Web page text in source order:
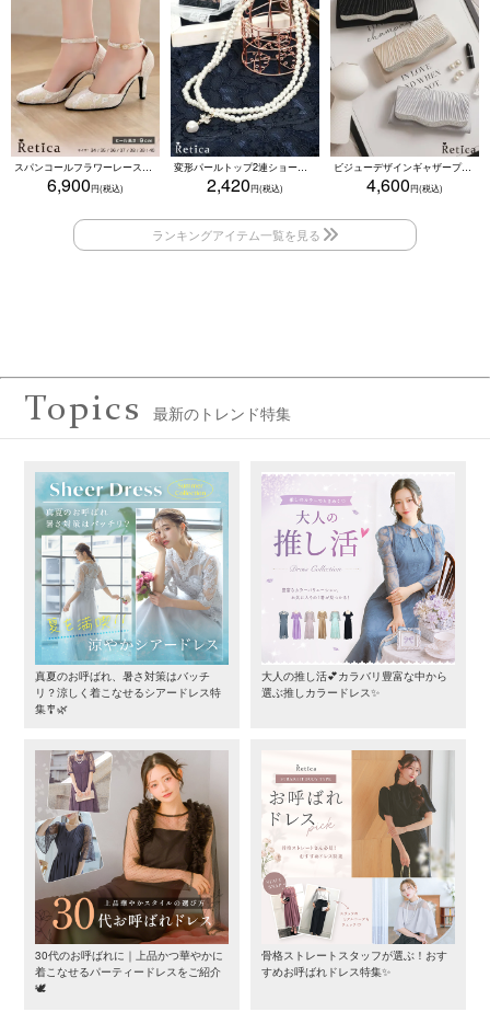
スパンコールフラワーレースアンクルストラップハイヒールセパレートパンプス (ベージュ)
6,900
変形パールトップ2連ショートパールネックレス(ホワイト)
2,420
ビジューデザインギャザープリーツ入り2wayバッグ(ベージュ/シルバー/ブラック)
4,600
Topics 最新のトレンド特集
真夏のお呼ばれ、暑さ対策はバッチ
リ？涼しく着こなせるシアードレス特
集🎐🌿
大人の推し活💕カラバリ豊富な中から
選ぶ推しカラードレス✨
30代のお呼ばれに｜上品かつ華やかに
着こなせるパーティードレスをご紹介
🕊️
骨格ストレートスタッフが選ぶ！おす
すめお呼ばれドレス特集✨